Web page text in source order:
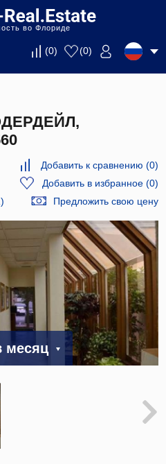
во Флориде
(0) (0)
Добавить к сравнению (0)
Добавить в избранное(0)
Предложить свою цену
месяц